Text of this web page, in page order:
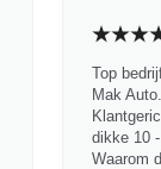
Top
Mak
dikke 10
Waarom